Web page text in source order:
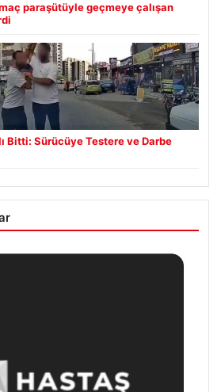
paraşütüyle geçmeye çalışan
Bitti: Sürücüye Testere ve Darbe